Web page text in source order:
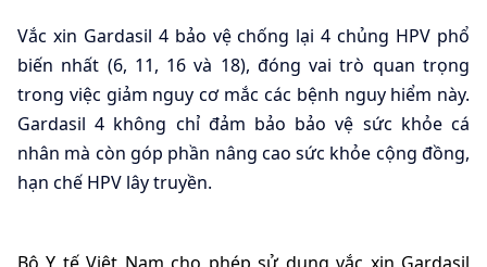
Vắc xin Gardasil 4 bảo vệ chống lại 4 chủng HPV phổ
biến nhất (6, 11, 16 và 18), đóng vai trò quan trọng
trong việc giảm nguy cơ mắc các bệnh nguy hiểm này.
Gardasil 4 không chỉ đảm bảo bảo vệ sức khỏe cá
nhân mà còn góp phần nâng cao sức khỏe cộng đồng,
hạn chế HPV lây truyền.